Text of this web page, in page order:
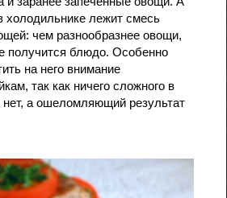
лежит смесь
чем разнообразнее овощи,
получится блюдо. Особенно
на него внимание
так как ничего сложного в
нет, а ошеломляющий результат